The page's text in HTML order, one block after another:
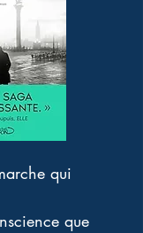
qui
que